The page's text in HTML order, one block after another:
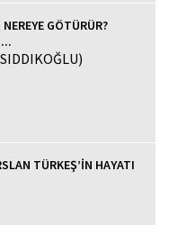
GÖTÜRÜR?
TÜRKEŞ’İN HAYATI